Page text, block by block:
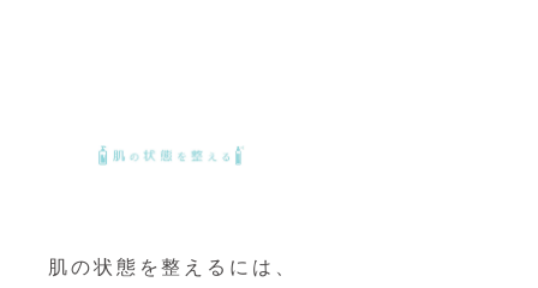
肌の状態を整えるには、